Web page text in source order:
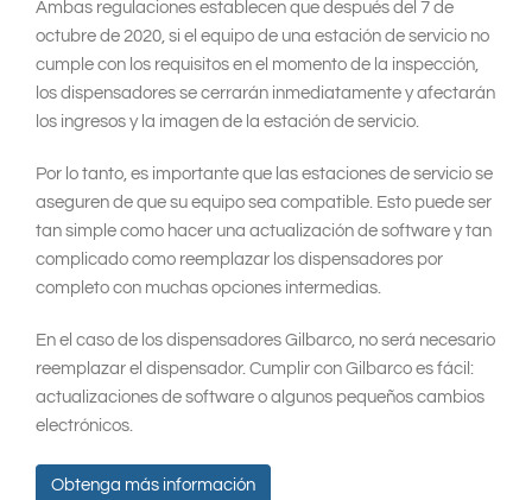
Ambas regulaciones establecen que después del 7 de
octubre de 2020, si el equipo de una estación de servicio no
cumple con los requisitos en el momento de la inspección,
los dispensadores se cerrarán inmediatamente y afectarán
los ingresos y la imagen de la estación de servicio.
Por lo tanto, es importante que las estaciones de servicio se
aseguren de que su equipo sea compatible. Esto puede ser
tan simple como hacer una actualización de software y tan
complicado como reemplazar los dispensadores por
completo con muchas opciones intermedias.
En el caso de los dispensadores Gilbarco, no será necesario
reemplazar el dispensador. Cumplir con Gilbarco es fácil:
actualizaciones de software o algunos pequeños cambios
electrónicos.
Obtenga más información